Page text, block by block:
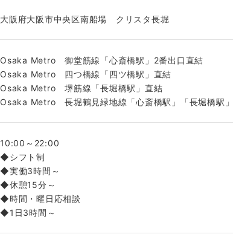
大阪府大阪市中央区南船場 クリスタ長堀
Osaka Metro 御堂筋線「心斎橋駅」2番出口直結
Osaka Metro 四つ橋線「四ツ橋駅」直結
Osaka Metro 堺筋線「長堀橋駅」直結
Osaka Metro 長堀鶴見緑地線「心斎橋駅」「長堀橋駅
10:00～22:00
◆シフト制
◆実働3時間～
◆休憩15分～
◆時間・曜日応相談
◆1日3時間～